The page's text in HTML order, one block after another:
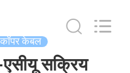
कॉपर केबल
सक्रिय